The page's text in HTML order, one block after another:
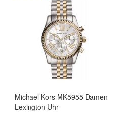
Michael Kors MK5955 Damen
Lexington Uhr